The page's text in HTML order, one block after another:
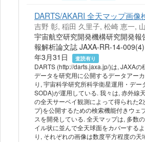
DARTS/AKARI 全天マップ画像
吉野 彰, 稲田 久里子, 松崎 恵一,
宇宙航空研究開発機構研究開発報
報解析論文誌 JAXA-RR-14-
年3月31日
査読有り
DARTS (http://darts.jaxa.jp/)は, JAXAの
データを研究用に公開するデータアー
り, 宇宙科学研究所科学衛星運用・デー
SODA)が運用している. 我々は, 赤外線
の全天サーベイ観測によって得られた2
プ)を公開するための検索機能付きウェ
スを開発している. 全天マップは, 多数
イル状に並んで全天球面をカバーする
り, それぞれの画像は数度平方程度の天